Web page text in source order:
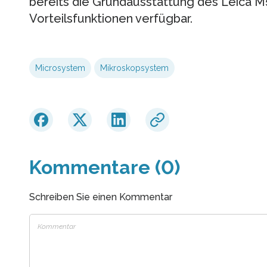
Vorteilsfunktionen verfügbar.
Microsystem Mikroskopsystem
Kommentare (0)
Schreiben Sie einen Kommentar